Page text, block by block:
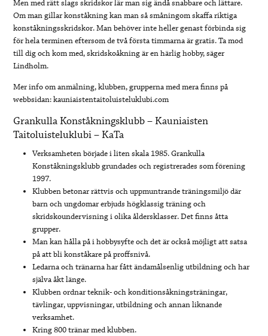
Men med rätt slags skridskor lär man sig ändå snabbare och lättare.
Om man gillar konståkning kan man så småningom skaffa riktiga
konståkningsskridskor. Man behöver inte heller genast förbinda sig
för hela terminen eftersom de två första timmarna är gratis. Ta mod
till dig och kom med, skridskoåkning är en härlig hobby, säger
Lindholm.
Mer info om anmälning, klubben, grupperna med mera finns på
webbsidan: kauniaistentaitoluisteluklubi.com
Grankulla Konståkningsklubb – Kauniaisten
Taitoluisteluklubi – KaTa
Verksamheten började i liten skala 1985. Grankulla
Konståkningsklubb grundades och registrerades som förening
1997.
Klubben betonar rättvis och uppmuntrande träningsmiljö där
barn och ungdomar erbjuds högklassig träning och
skridskoundervisning i olika åldersklasser. Det finns åtta
grupper.
Man kan hålla på i hobbysyfte och det är också möjligt att satsa
på att bli konståkare på proffsnivå.
Ledarna och tränarna har fått ändamålsenlig utbildning och har
själva åkt länge.
Klubben ordnar teknik- och konditionsåkningsträningar,
tävlingar, uppvisningar, utbildning och annan liknande
verksamhet.
Kring 800 tränar med klubben.